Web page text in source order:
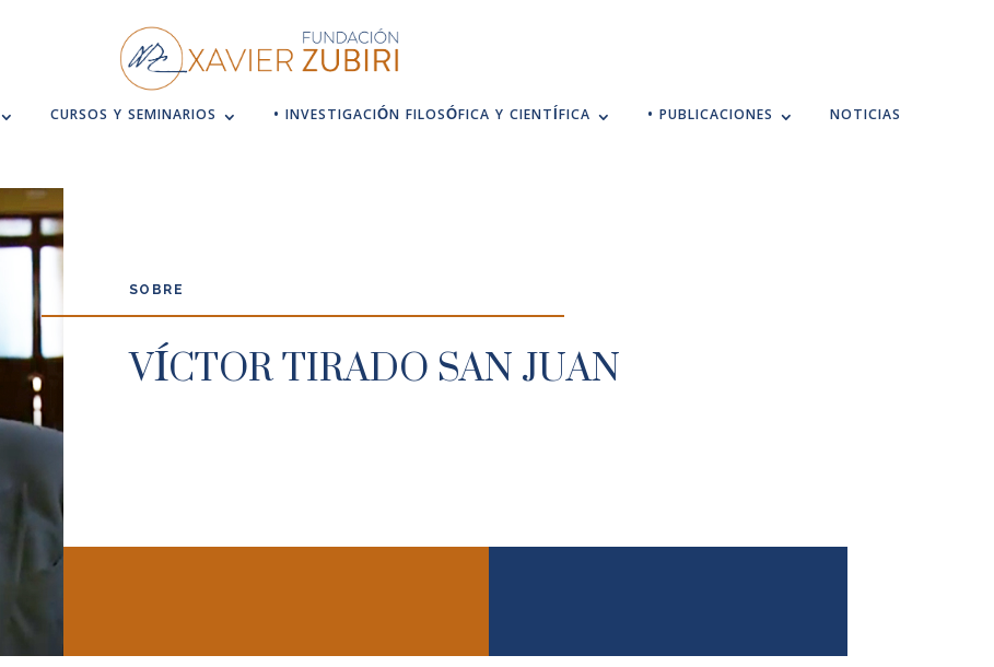
CURSOS Y SEMINARIOS • INVESTIGACIÓN FILOSÓFICA Y CIENTÍFICA • PUBLICACIONES NOTICIAS
SOBRE
VÍCTOR TIRADO SAN JUAN